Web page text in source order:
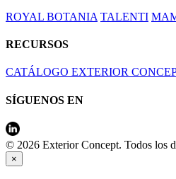
ROYAL BOTANIA TALENTI
RECURSOS
CATÁLOGO EXTERIOR
SÍGUENOS EN
© 2026 Exterior Concept. Todos los
×